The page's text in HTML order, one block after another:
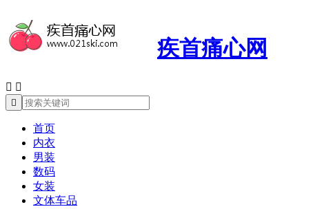
疾首痛心网
 

首页
内衣
男装
数码
女装
文体车品